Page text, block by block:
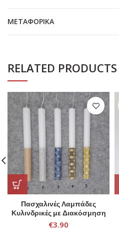
ΜΕΤΑΦΟΡΙΚΆ
RELATED PRODUCTS
Πασχαλινές Λαμπάδες
Κυλινδρικές με Διακόσμηση
€3.90